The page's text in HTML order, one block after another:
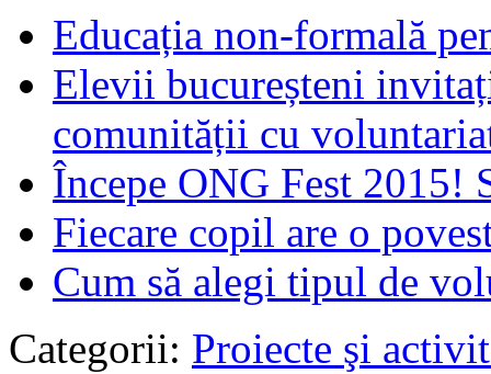
Educația non-formală
Elevii bucureșteni
comunității cu
Începe ONG Fest 2015!
Fiecare copil are o
Cum să alegi tipul de
Categorii: Proiecte şi